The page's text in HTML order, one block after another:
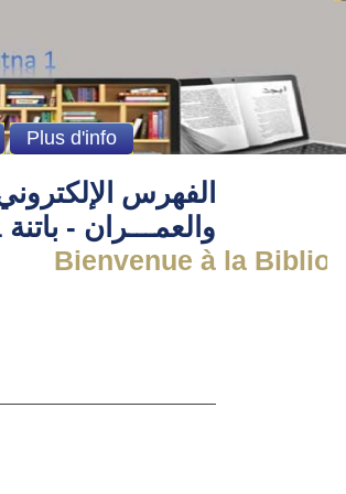
الفهرس
والعمـــران - باتنة 1
Bienvenue à la
Plus d'info